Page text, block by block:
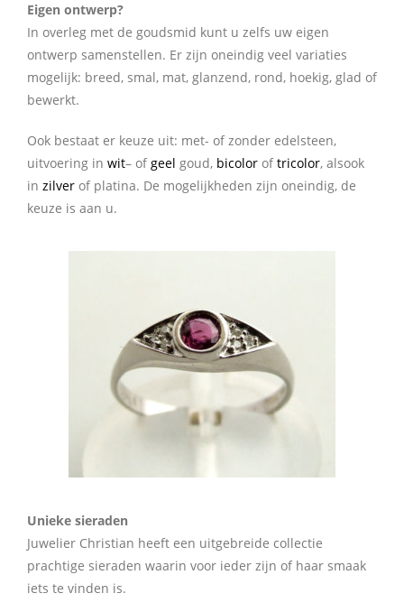
Eigen ontwerp?
In overleg met de goudsmid kunt u zelfs uw eigen
ontwerp samenstellen. Er zijn oneindig veel variaties
mogelijk: breed, smal, mat, glanzend, rond, hoekig, glad of
bewerkt.
Ook bestaat er keuze uit: met- of zonder edelsteen,
uitvoering in wit– ofgeel goud, bicolor oftricolor, alsook
in zilver of platina. De mogelijkheden zijn oneindig, de
keuze is aan u.
Unieke sieraden
Juwelier Christian heeft een uitgebreide collectie
prachtige sieraden waarin voor ieder zijn of haar smaak
iets te vinden is.